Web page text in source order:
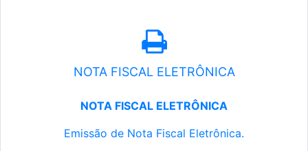
NOTA FISCAL ELETRÔNICA
NOTA FISCAL ELETRÔNICA
Emissão de Nota Fiscal Eletrônica.